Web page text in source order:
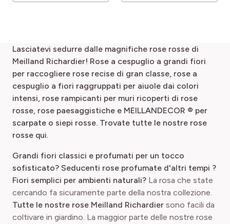
Lasciatevi sedurre dalle magnifiche rose rosse di
Meilland Richardier! Rose a cespuglio a grandi fiori
per raccogliere rose recise di gran classe, rose a
cespuglio a fiori raggruppati per aiuole dai colori
intensi, rose rampicanti per muri ricoperti di rose
rosse, rose paesaggistiche e MEILLANDECOR ® per
scarpate o siepi rosse. Trovate tutte le nostre rose
rosse qui.
Grandi fiori classici e profumati per un tocco
sofisticato? Seducenti rose profumate d'altri tempi ?
Fiori semplici per ambienti naturali? La rosa che state
cercando fa sicuramente parte della nostra collezione.
Tutte le nostre rose Meilland Richardier sono facili da
coltivare in giardino. La maggior parte delle nostre rose